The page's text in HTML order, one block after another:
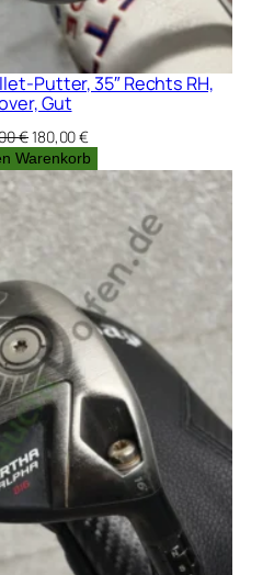
Putter, 35″ Rechts RH,
Gut
€Ursprünglicher
Preis
war:
220,00 €
180,00€Aktueller
Preis
ist:
180,00 €.
Warenkorb